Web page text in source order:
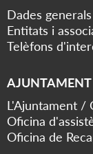
Dades generals
Entitats i
Telèfons
AJUNTAMENT
L'Ajuntament
Oficina
Oficina de